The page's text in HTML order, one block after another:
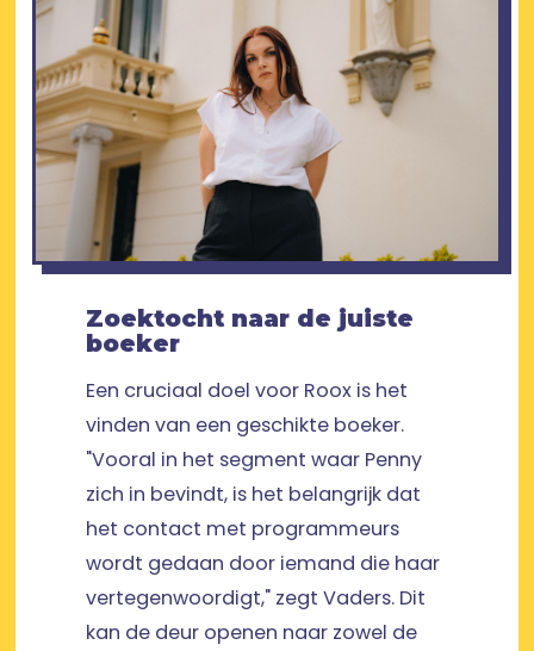
Zoektocht naar de juiste
boeker
Een cruciaal doel voor Roox is het
vinden van een geschikte boeker.
"Vooral in het segment waar Penny
zich in bevindt, is het belangrijk dat
het contact met programmeurs
wordt gedaan door iemand die haar
vertegenwoordigt," zegt Vaders. Dit
kan de deur openen naar zowel de